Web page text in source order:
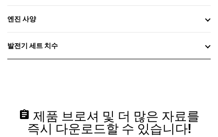
엔진 사양
발전기 세트 치수
assignment 제품 브로셔 및 더 많은 자료를
즉시 다운로드할 수 있습니다!